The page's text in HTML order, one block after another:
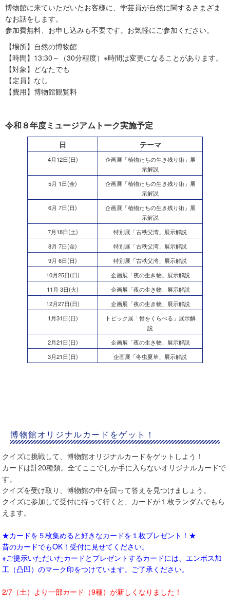
博物館に来ていただいたお客様に、学芸員が自然に関するさまざま
なお話をします。
参加費無料、お申し込みも不要です。お気軽にご参加ください。
【場所】自然の博物館
【時間】13:30～（30分程度）※時間は変更になることがあります。
【対象】どなたでも
【定員】なし
【費用】博物館観覧料
令和８年度ミュージアムトーク実施予定
日 テーマ
4月12日(日)
企画展「植物たちの生き残り術」展
示解説
5月 1日(金)
企画展「植物たちの生き残り術」展
示解説
6月 7日(日)
企画展「植物たちの生き残り術」展
示解説
7月18日(土)
特別展「古秩父湾」展示解説
8月 7日(金)
特別展「古秩父湾」展示解説
9月 6日(日)
特別展「古秩父湾」展示解説
10月25日(日)
企画展「夜の生き物」展示解説
11月 3日(火)
企画展「夜の生き物」展示解説
12月27日(日)
企画展「夜の生き物」展示解説
1月31日(日)
トピック展「骨をくらべる」展示解
説
2月21日(日)
企画展「夜の生き物」展示解説
3月21日(日)
企画展「冬虫夏草」展示解説
博物館オリジナルカードをゲット！
クイズに挑戦して、博物館オリジナルカードをゲットしよう！
カードは計20種類。全てここでしか手に入らないオリジナルカードで
す。
クイズを受け取り、博物館の中を回って答えを見つけましょう。
クイズに参加して受付に持って行くと、カードが１枚ランダムでもら
えます。
★カードを５枚集めると好きなカードを１枚プレゼント！★
昔のカードでもOK！受付に見せてください。
※ご提示いただいたカードとプレゼントするカードには、エンボス加
工（凸凹）のマーク印をつけています。ご了承ください。
2/7（土）より一部カード（9種）が新しくなりました！